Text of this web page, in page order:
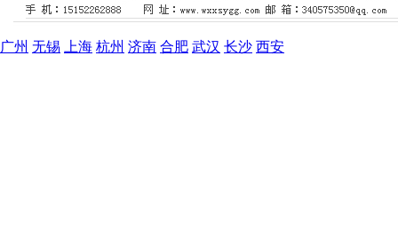
广州 无锡 上海 杭州 济南 合肥 武汉 长沙 西安